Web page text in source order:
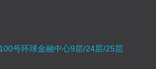
号环球金融中心9层/24层/25层